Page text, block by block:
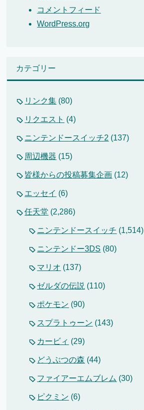
コメントフィード
WordPress.org
カテゴリー
リンク集 (80)
リクエスト (4)
ニンテンドースイッチ2 (137)
周辺機器 (15)
皆様からの投稿募集企画 (12)
エッセイ (6)
任天堂 (2,286)
ニンテンドースイッチ (1,514)
ニンテンドー3DS (80)
マリオ (137)
ゼルダの伝説 (110)
ポケモン (90)
スプラトゥーン (143)
カービィ (29)
どうぶつの森 (44)
ファイアーエムブレム (30)
ピクミン (6)